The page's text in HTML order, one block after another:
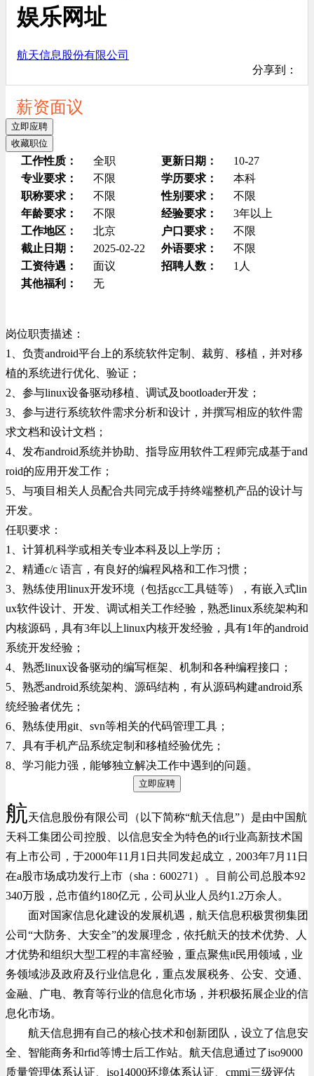
娱乐网址
航天信息股份有限公司
分享到：
薪资面议
立即应聘
收藏职位
工作性质： 全职 更新日期：
10-27
专业要求：
不限 学历要求：
本科
职称要求：
不限 性别要求：
不限
年龄要求：
不限 经验要求：
3年以上
工作地区：
北京 户口要求：
不限
截止日期：
2025-02-22 外语要求：
不限
工资待遇：
面议 招聘人数：
1人
其他福利：
无
岗位职责描述：
1、负责android平台上的系统软件定制、裁剪、移植，并对移
植的系统进行优化、验证；
2、参与linux设备驱动移植、调试及bootloader开发；
3、参与进行系统软件需求分析和设计，并撰写相应的软件需
求文档和设计文档；
4、发布android系统并协助、指导应用软件工程师完成基于and
roid的应用开发工作；
5、与项目相关人员配合共同完成手持终端整机产品的设计与
开发。
任职要求：
1、计算机科学或相关专业本科及以上学历；
2、精通c/c 语言，有良好的编程风格和工作习惯；
3、熟练使用linux开发环境（包括gcc工具链等），有嵌入式lin
ux软件设计、开发、调试相关工作经验，熟悉linux系统架构和
内核源码，具有3年以上linux内核开发经验，具有1年的android
系统开发经验；
4、熟悉linux设备驱动的编写框架、机制和各种编程接口；
5、熟悉android系统架构、源码结构，有从源码构建android系
统经验者优先；
6、熟练使用git、svn等相关的代码管理工具；
7、具有手机产品系统定制和移植经验优先；
8、学习能力强，能够独立解决工作中遇到的问题。
立即应聘
航天信息股份有限公司（以下简称“航天信息”）是由中国航
天科工集团公司控股、以信息安全为特色的it行业高新技术国
有上市公司，于2000年11月1日共同发起成立，2003年7月11日
在a股市场成功发行上市（sha：600271）。目前公司总股本92
340万股，总市值约180亿元，公司从业人员约1.2万余人。
面对国家信息化建设的发展机遇，航天信息积极贯彻集团
公司“大防务、大安全”的发展理念，依托航天的技术优势、人
才优势和组织大型工程的丰富经验，重点聚焦it民用领域，业
务领域涉及政府及行业信息化，重点发展税务、公安、交通、
金融、广电、教育等行业的信息化市场，并积极拓展企业的信
息化市场。
航天信息拥有自己的核心技术和创新团队，设立了信息安
全、智能商务和rfid等博士后工作站。航天信息通过了iso9000
质量管理体系认证、iso14000环境体系认证、cmmi三级评估